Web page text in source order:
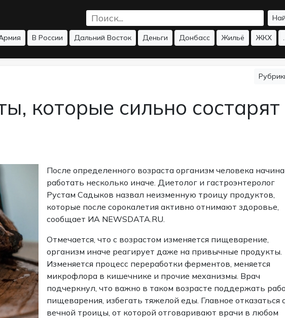
В России Дальний Восток Деньги Донбасс Жильё ЖКХ
которые сильно состарят
После определенного возраста организм человека
работать несколько иначе. Диетолог и гастроэнтеролог
Рустам Садыков назвал неизменную троицу продуктов,
которые после сорокалетия активно отнимают здоровье,
сообщает ИА NEWSDATA.RU.
Отмечается, что с возрастом изменяется пищеварение,
организм иначе реагирует даже на привычные продукты.
Изменяется процесс переработки ферментов, меняется
микрофлора в кишечнике и прочие механизмы. Врач
подчеркнул, что важно в таком возрасте поддержать
пищеварения, избегать тяжелой еды. Главное отказаться
вечной троицы, от которой отговаривают врачи в любом